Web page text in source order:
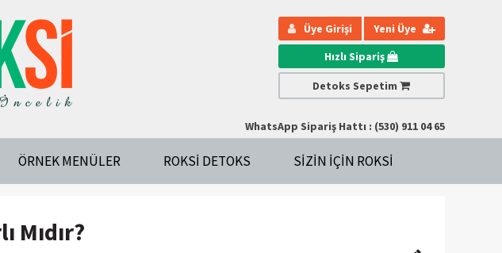
WhatsApp Sipariş Hattı : (530) 911 04 65
Üye Girişi
Yeni Üye
Hızlı Sipariş
Detoks Sepetim
ÖRNEK MENÜLER ROKSI DETOKS SIZIN IÇIN ROKSI
Mıdır?